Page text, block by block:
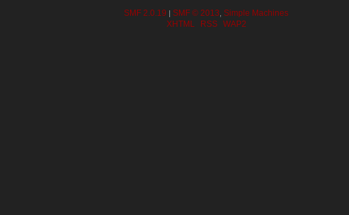
SMF 2.0.19 | SMF © 2013 Simple Machines
XHTML
RSS WAP2